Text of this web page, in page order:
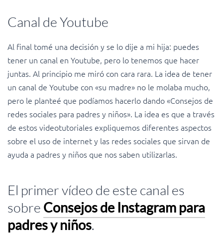
Canal de Youtube
Al final tomé una decisión y se lo dije a mi hija: puedes
tener un canal en Youtube, pero lo tenemos que hacer
juntas. Al principio me miró con cara rara. La idea de tener
un canal de Youtube con «su madre» no le molaba mucho,
pero le planteé que podíamos hacerlo dando «Consejos de
redes sociales para padres y niños». La idea es que a través
de estos videotutoriales expliquemos diferentes aspectos
sobre el uso de internet y las redes sociales que sirvan de
ayuda a padres y niños que nos saben utilizarlas.
El primer vídeo de este canal es
sobre Consejos de Instagram para
padres y niños.